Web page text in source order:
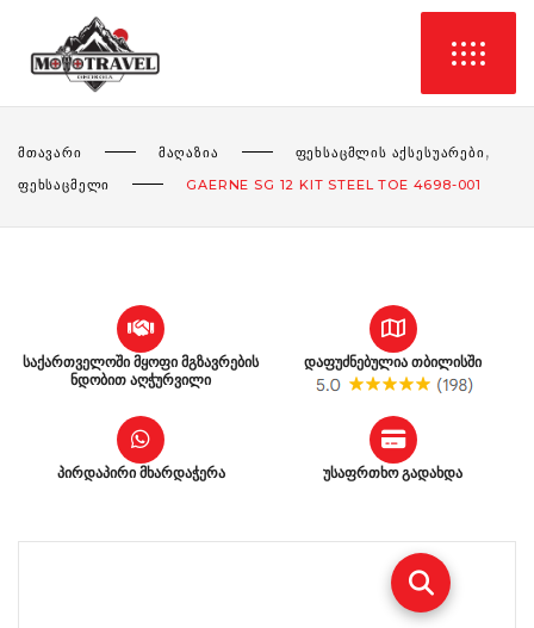
ᲛᲗᲐᲕᲐᲠᲘ ᲛᲐᲦᲐᲖᲘᲐ ᲤᲔᲮᲡᲐᲪᲛᲚᲘᲡ ᲐᲥᲡᲔᲡᲣᲐᲠᲔᲑᲘ,
ᲤᲔᲮᲡᲐᲪᲛᲔᲚᲘ GAERNE SG 12 KIT STEEL TOE 4698-001
საქართველოში მყოფი მგზავრების
ნდობით აღჭურვილი
დაფუძნებულია თბილისში
პირდაპირი მხარდაჭერა უსაფრთხო გადახდა